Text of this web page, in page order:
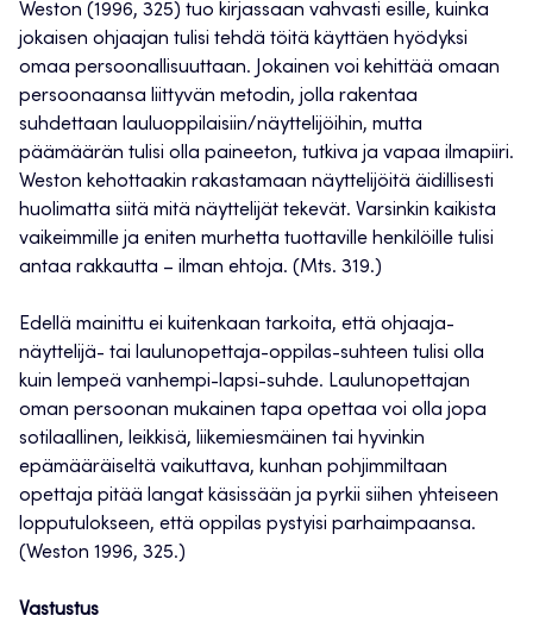
Weston (1996, 325) tuo kirjassaan vahvasti esille, kuinka
jokaisen ohjaajan tulisi tehdä töitä käyttäen hyödyksi
omaa persoonallisuuttaan. Jokainen voi kehittää omaan
persoonaansa liittyvän metodin, jolla rakentaa
suhdettaan lauluoppilaisiin/näyttelijöihin, mutta
päämäärän tulisi olla paineeton, tutkiva ja vapaa ilmapiiri.
Weston kehottaakin rakastamaan näyttelijöitä äidillisesti
huolimatta siitä mitä näyttelijät tekevät. Varsinkin kaikista
vaikeimmille ja eniten murhetta tuottaville henkilöille tulisi
antaa rakkautta – ilman ehtoja. (Mts. 319.)
Edellä mainittu ei kuitenkaan tarkoita, että ohjaaja-
näyttelijä- tai laulunopettaja-oppilas-suhteen tulisi olla
kuin lempeä vanhempi-lapsi-suhde. Laulunopettajan
oman persoonan mukainen tapa opettaa voi olla jopa
sotilaallinen, leikkisä, liikemiesmäinen tai hyvinkin
epämääräiseltä vaikuttava, kunhan pohjimmiltaan
opettaja pitää langat käsissään ja pyrkii siihen yhteiseen
lopputulokseen, että oppilas pystyisi parhaimpaansa.
(Weston 1996, 325.)
Vastustus